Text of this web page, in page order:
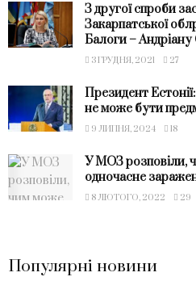
З другої спроби
Закарпатської
Балоги –
3 ГРУДНЯ, 2021 27
Президент
не може бути
9 ЛИПНЯ, 2024 18
У МОЗ розповіли,
одночасне
8 ЛЮТОГО, 2022 29
Популярні новини